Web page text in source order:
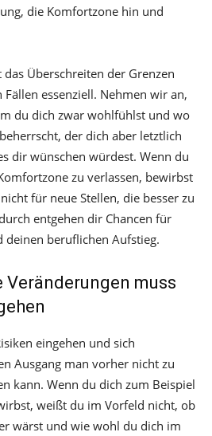
die Komfortzone hin und
Überschreiten der Grenzen
essenziell. Nehmen wir an,
du dich zwar wohlfühlst und wo
der dich aber letztlich
dir wünschen würdest. Wenn du
zu verlassen, bewirbst
für neue Stellen, die besser zu
entgehen dir Chancen für
beruflichen Aufstieg.
Veränderungen muss
eingehen und sich
Ausgang man vorher nicht zu
kann. Wenn du dich zum Beispiel
weißt du im Vorfeld nicht, ob
wärst und wie wohl du dich im